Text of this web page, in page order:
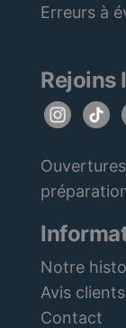
Erreurs à
Rejoins
Notre
Avis clients
Contact